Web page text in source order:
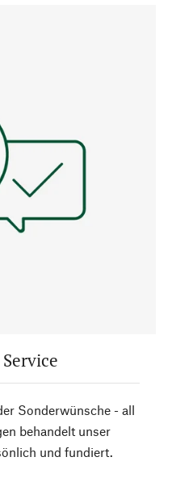
Sonderwünsche - all
behandelt unser
und fundiert.